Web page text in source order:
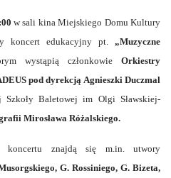
w sali kina Miejskiego Domu Kultury
koncert edukacyjny pt. „Muzyczne
wystąpią członkowieOrkiestry
pod dyrekcją Agnieszki Duczmal
Szkoły Baletowej im Olgi Sławskiej-
Mirosława Różalskiego.
koncertu znajdą się m.in. utwory
G. Rossiniego, G. Bizeta,